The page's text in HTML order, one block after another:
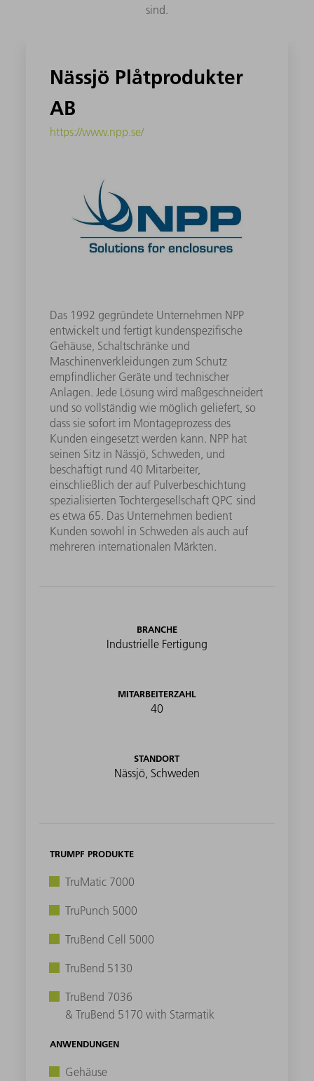
sind.
Nässjö Plåtprodukter
AB
https://www.npp.se/
Das 1992 gegründete Unternehmen NPP
entwickelt und fertigt kundenspezifische
Gehäuse, Schaltschränke und
Maschinenverkleidungen zum Schutz
empfindlicher Geräte und technischer
Anlagen. Jede Lösung wird maßgeschneidert
und so vollständig wie möglich geliefert, so
dass sie sofort im Montageprozess des
Kunden eingesetzt werden kann. NPP hat
seinen Sitz in Nässjö, Schweden, und
beschäftigt rund 40 Mitarbeiter,
einschließlich der auf Pulverbeschichtung
spezialisierten Tochtergesellschaft QPC sind
es etwa 65. Das Unternehmen bedient
Kunden sowohl in Schweden als auch auf
mehreren internationalen Märkten.
BRANCHE
Industrielle Fertigung
MITARBEITERZAHL
40
STANDORT
Nässjö, Schweden
TRUMPF PRODUKTE
TruMatic 7000
TruPunch 5000
TruBend Cell 5000
TruBend 5130
TruBend 7036
& TruBend 5170 with Starmatik
ANWENDUNGEN
Gehäuse